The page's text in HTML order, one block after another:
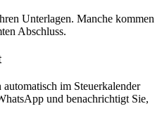
Unterlagen. Manche kommen
Abschluss.
im Steuerkalender
und benachrichtigt Sie,